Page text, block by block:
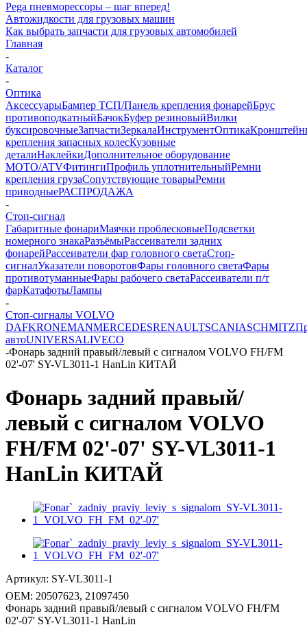
Pega пневморессоры – шаг вперед!
Автожидкости для грузовых машин
Как выбрать запчасти для грузовых автомобилей
Главная
-
Каталог
-
Оптика
АксессуарыБампер ТСП/Панель крепления фонарейБрус
противоподкатныйБачокБуфер резиновыйВилки
буксировочныеЗапчастиЗеркалаИнструментОптика
крепления запасных колесКузовные
деталиНаклейкиДополнительное оборудование
MOTO/ATVФитингиПрофиль уплотнительныйРемни
крепления грузаСопутствующие товарыРемни
приводныеРАСПРОДАЖА
-
Стоп-сигнал
Габаритные фонариМаячки проблесковыеПодсветки
номерного знакаРазъёмыРассеиватели задних
фонарейРассеиватели фар головного светаСтоп-
сигналУказатели поворотовФары головного светаФары
противотуманныеФары рабочего светаРассеиватели п/т
фарКатафотыЛампы
-
Стоп-сигналы VOLVO
DAFKRONEMANMERCEDESRENAULTSCANIASCHMITZ
автоUNIVERSALIVECO
-Фонарь задний правый/левый с сигналом VOLVO FH/FM
02'-07' SY-VL3011-1 HanLin КИТАЙ
Фонарь задний правый/
левый с сигналом VOLVO
FH/FM 02'-07' SY-VL3011-1
HanLin КИТАЙ
Артикул: SY-VL3011-1
OEM: 20507623, 21097450
Фонарь задний правый/левый с сигналом VOLVO FH/FM
02'-07' SY-VL3011-1 HanLin